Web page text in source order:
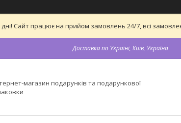
дні! Сайт працює на прийом замовлень 24/7, всі
Доставка по Україні, Київ, Україна
магазин подарунків та подарункової